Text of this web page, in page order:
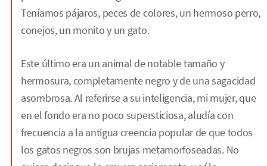
Teníamos pájaros, peces de colores, un hermoso perro,
conejos, un monito y un gato.
Este último era un animal de notable tamaño y
hermosura, completamente negro y de una sagacidad
asombrosa. Al referirse a su inteligencia, mi mujer, que
en el fondo era no poco supersticiosa, aludía con
frecuencia a la antigua creencia popular de que todos
los gatos negros son brujas metamorfoseadas. No